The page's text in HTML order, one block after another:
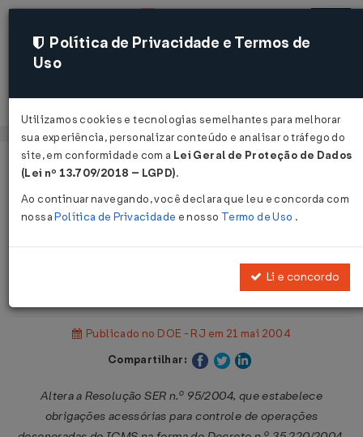
Acessar
Página Inicial
Legislações
Resolução SER nº 102 de
Publicado no DOE - RJ em 21 mai 2004
Compartilhar:
Altera a Resolução SER n.º 95/2004, que estabelece
obrigações acessórias para controle de operações
Política de Privacidade e Termos de
Uso
Utilizamos cookies e tecnologias semelhantes para melhorar
sua experiência, personalizar conteúdo e analisar o tráfego do
site, em conformidade com a Lei Geral de Proteção de Dados
(Lei nº 13.709/2018 – LGPD).
Ao continuar navegando, você declara que leu e concorda com
nossaPolítica de Privacidade e nosso Termo de Uso .
Li e concordo